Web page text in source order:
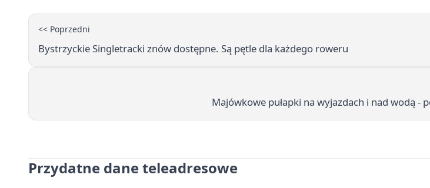
<< Poprzedni
Bystrzyckie Singletracki znów dostępne. Są pętle dla każdego roweru
Majówkowe pułapki na wyjazdach i nad wodą -
Przydatne dane teleadresowe